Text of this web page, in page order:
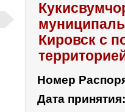
Кировск с
Номер
Дата